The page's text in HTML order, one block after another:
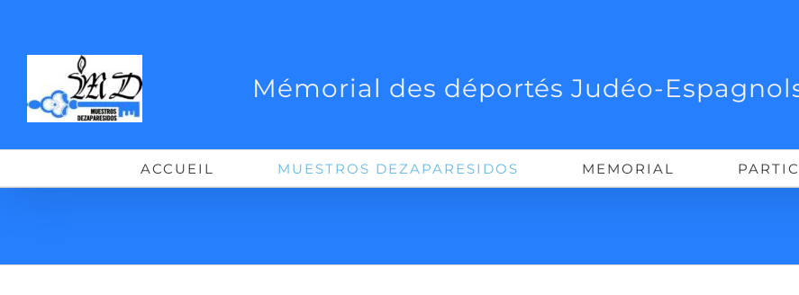
Mémorial des déportés Judéo-
ACCUEIL MUESTROS DEZAPARESIDOS MEMORIAL